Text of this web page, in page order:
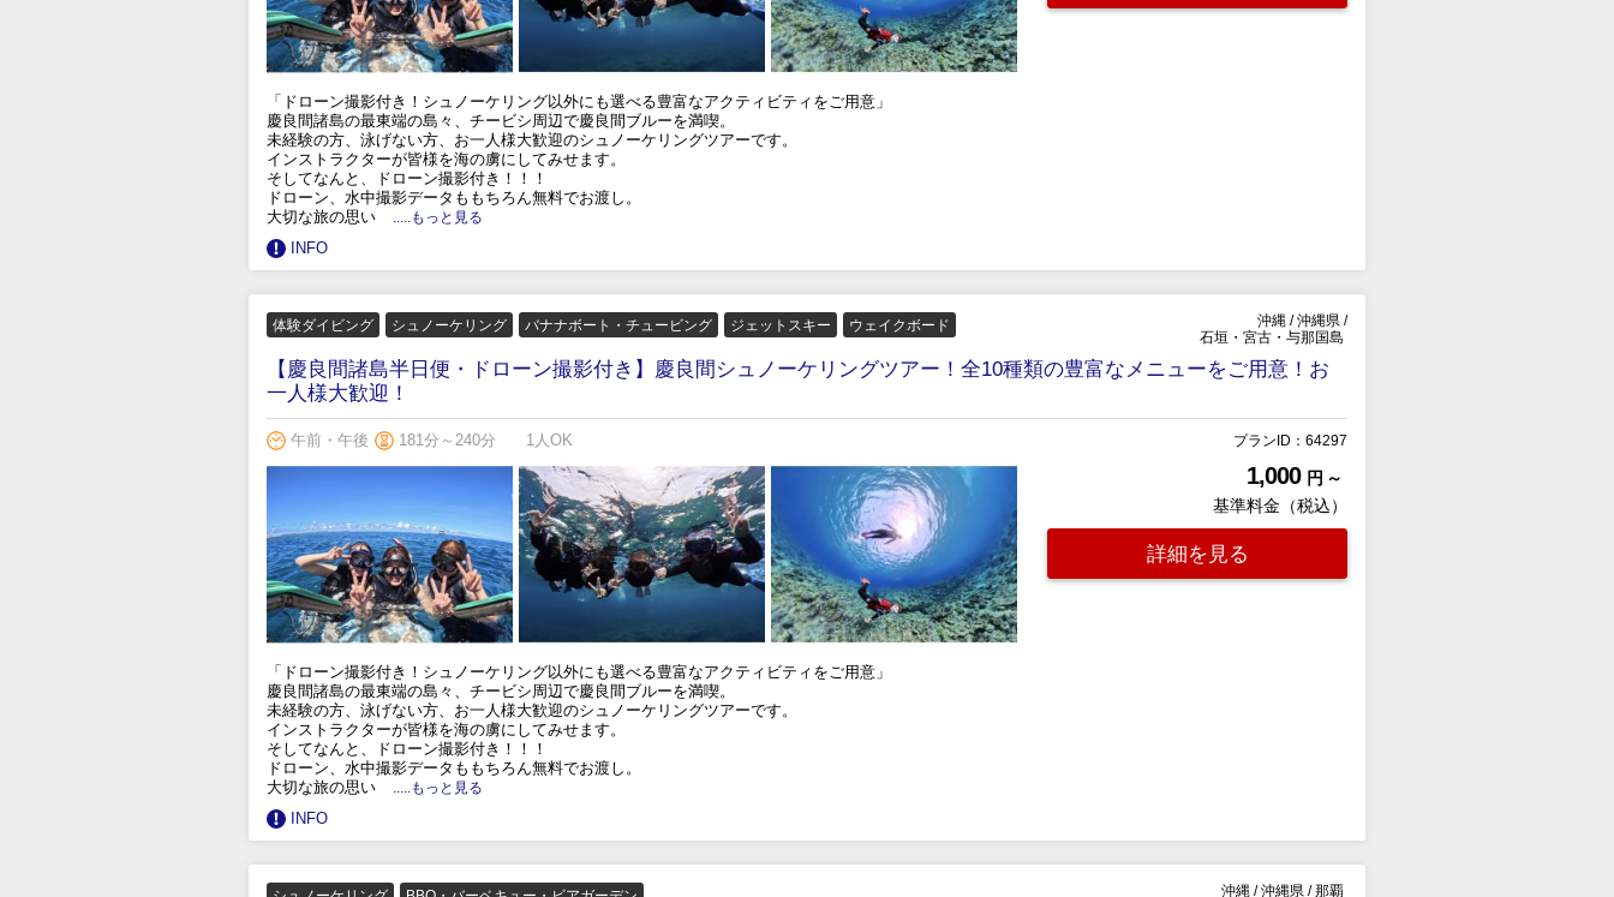
「ドローン撮影付き！シュノーケリング以外にも選べる豊富なアクティビティをご用意」
慶良間諸島の最東端の島々、チービシ周辺で慶良間ブルーを満喫。
未経験の方、泳げない方、お一人様大歓迎のシュノーケリングツアーです。
インストラクターが皆様を海の虜にしてみせます。
そしてなんと、ドローン撮影付き！！！
ドローン、水中撮影データももちろん無料でお渡し。
大切な旅の思い
.....もっと見る
INFO
体験ダイビング シュノーケリング バナナボート・チュービング ジェットスキー ウェイクボード 沖縄 / 沖縄県 /
石垣・宮古・与那国島
【慶良間諸島半日便・ドローン撮影付き】慶良間シュノーケリングツアー！全10種類の豊富なメニューをご用意！お
一人様大歓迎！
午前・午後 181分～240分 1人OK プランID：64297
1,000 円 ～
基準料金（税込）
詳細を見る
「ドローン撮影付き！シュノーケリング以外にも選べる豊富なアクティビティをご用意」
慶良間諸島の最東端の島々、チービシ周辺で慶良間ブルーを満喫。
未経験の方、泳げない方、お一人様大歓迎のシュノーケリングツアーです。
インストラクターが皆様を海の虜にしてみせます。
そしてなんと、ドローン撮影付き！！！
ドローン、水中撮影データももちろん無料でお渡し。
大切な旅の思い
.....もっと見る
INFO
沖縄 / 沖縄県 / 那覇